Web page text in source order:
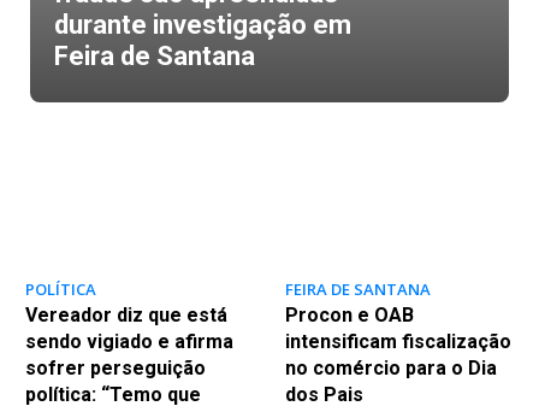
durante investigação em
Feira de Santana
POLÍTICA
Vereador diz que está
sendo vigiado e afirma
sofrer perseguição
política: “Temo que
FEIRA DE SANTANA
Procon e OAB
intensificam fiscalização
no comércio para o Dia
dos Pais